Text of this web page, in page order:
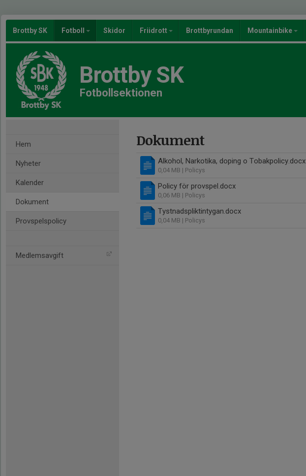
Brottby SK Fotboll Skidor Friidrott Brottbyrundan Mountainbike
Brottby SK
Fotbollsektionen
Hem
Nyheter
Kalender
Dokument
Provspelspolicy
Medlemsavgift
Dokument
Alkohol, Narkotika, doping o Tobakpolicy.docx
0,04 MB | Policys
Policy för provspel.docx
0,06 MB | Policys
Tystnadspliktintygan.docx
0,04 MB | Policys